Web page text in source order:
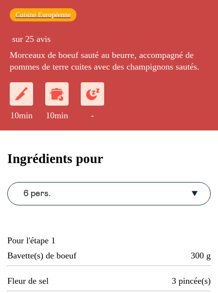
Cuisine Européenne
sur 25 avis
Morceaux de boeuf sauté au beurre, accompagné de
pommes de terre cuites avec des champignons sautés.
10min 10min -
Ingrédients pour
6 pers.
Pour l'étape 1
Bavette(s) de boeuf
300 g
Fleur de sel 3 pincée(s)